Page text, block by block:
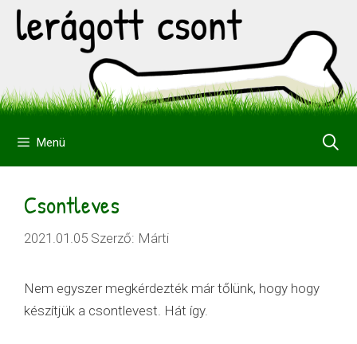
Kilépés
Menü
Csontleves
2021.01.05 Szerző: Márti
Nem egyszer megkérdezték már tőlünk, hogy hogy
készítjük a csontlevest. Hát így.